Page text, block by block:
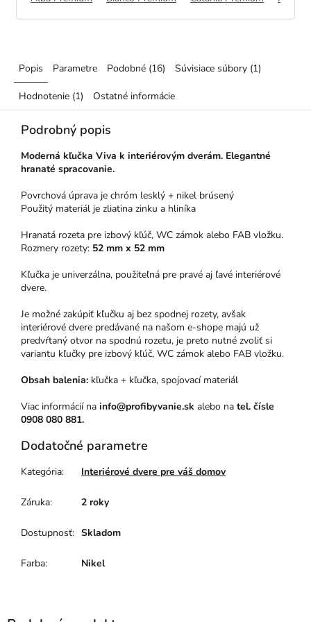
Popis Parametre Podobné (16) Súvisiace súbory (1)
Hodnotenie (1) Ostatné informácie
Podrobný popis
Moderná kľučka Viva k interiérovým dverám. Elegantné
hranaté spracovanie.
Povrchová úprava je chróm lesklý + nikel brúsený
Použitý materiál je zliatina zinku a hliníka
Hranatá rozeta pre izbový kľúč, WC zámok alebo FAB vložku.
Rozmery rozety: 52 mm x 52 mm
Kľučka je univerzálna, použiteľná pre pravé aj ľavé interiérové
dvere.
Je možné zakúpiť kľučku aj bez spodnej rozety, avšak
interiérové dvere predávané na našom e-shope majú už
predvŕtaný otvor na spodnú rozetu, je preto nutné zvoliť si
variantu kľučky pre izbový kľúč, WC zámok alebo FAB vložku.
Obsah balenia: kľučka + kľučka, spojovací materiál
Viac informácií na info@profibyvanie.sk alebo na tel. čísle
0908 080 881.
Dodatočné parametre
Kategória: Interiérové dvere pre váš domov
Záruka: 2 roky
Dostupnosť: Skladom
Farba: Nikel